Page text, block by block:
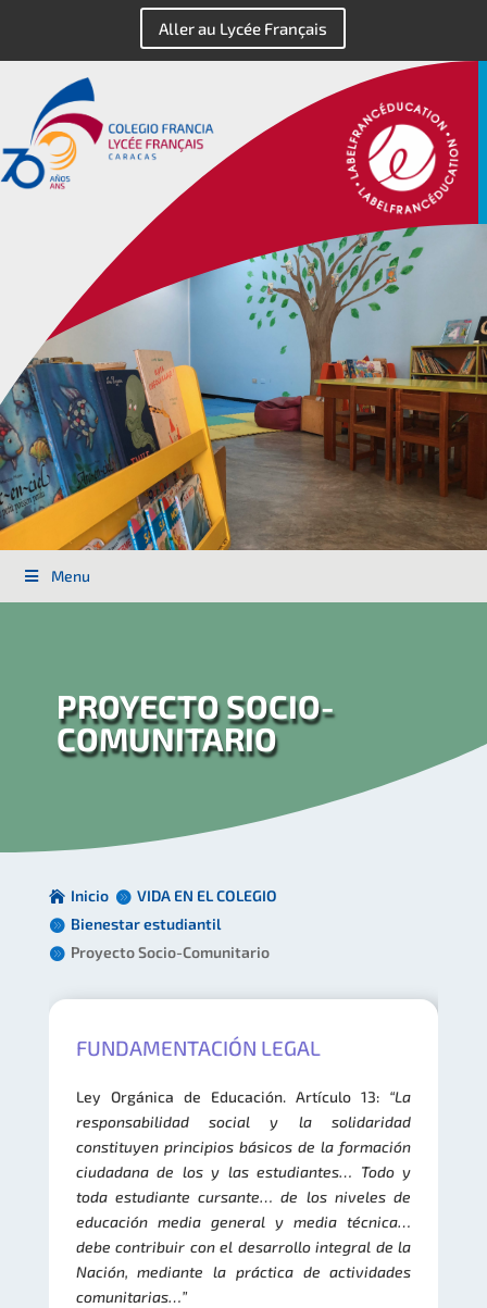
Aller au Lycée Français
Menu
PROYECTO SOCIO-
COMUNITARIO
Inicio
VIDA EN EL COLEGIO
Bienestar estudiantil
Proyecto Socio-Comunitario
FUNDAMENTACIÓN LEGAL
Ley Orgánica de Educación. Artículo 13: “La
responsabilidad social y la solidaridad
constituyen principios básicos de la formación
ciudadana de los y las estudiantes… Todo y
toda estudiante cursante… de los niveles de
educación media general y media técnica…
debe contribuir con el desarrollo integral de la
Nación, mediante la práctica de actividades
comunitarias…”